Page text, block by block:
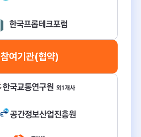
참여기관(협약)